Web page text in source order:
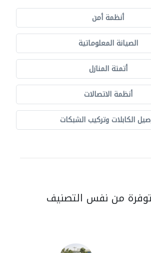
أنظمة أمن
الصيانة المعلوماتية
أتمتة المنازل
أنظمة الاتصالات
الكابلات وتركيب الشبكات
من نفس التصنيف